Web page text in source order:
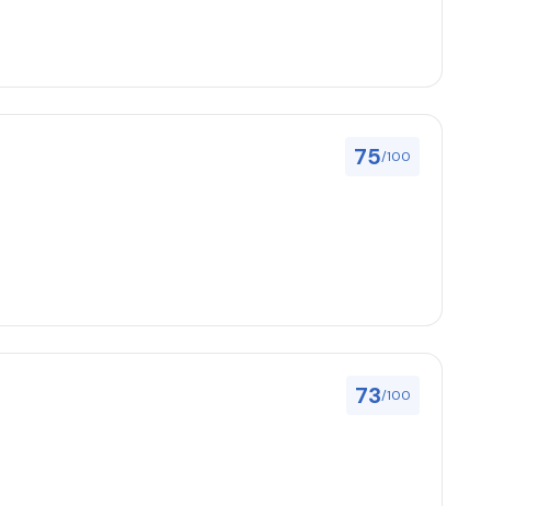
75/100
73/100